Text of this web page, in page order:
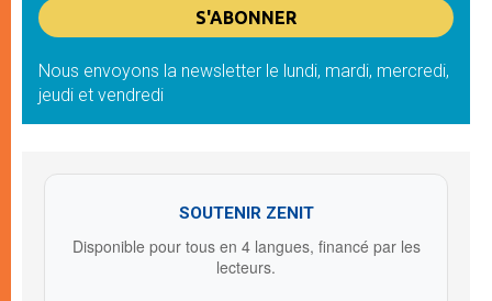
Nous envoyons la newsletter le lundi, mardi, mercredi,
jeudi et vendredi
SOUTENIR ZENIT
Disponible pour tous en 4 langues, financé par les
lecteurs.